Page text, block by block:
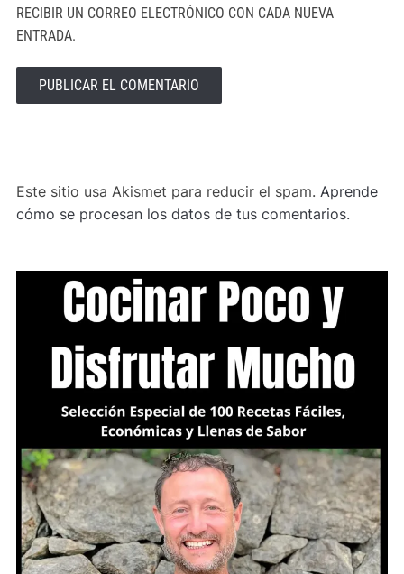
RECIBIR UN CORREO ELECTRÓNICO CON CADA NUEVA
ENTRADA.
Este sitio usa Akismet para reducir el spam. Aprende
cómo se procesan los datos de tus comentarios.